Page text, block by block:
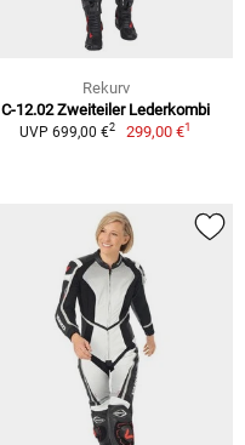
Rekurv
C-12.02 Zweiteiler Lederkombi
UVP 699,00 €2 299,00 €1